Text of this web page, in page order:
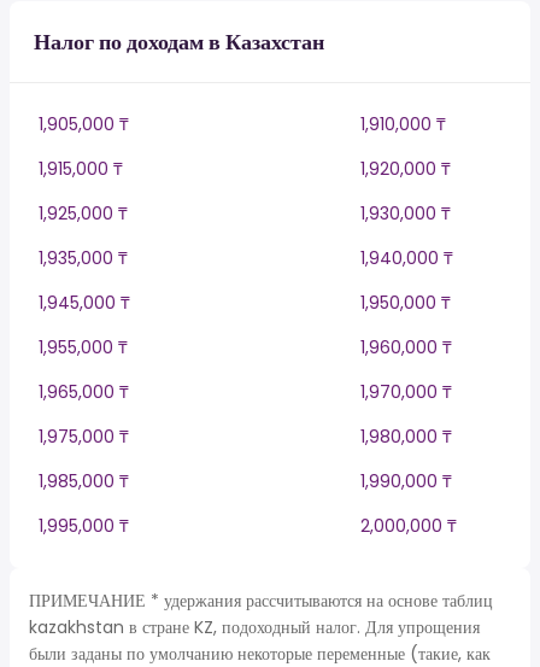
Налог по доходам в Казахстан
1,905,000 ₸
1,910,000 ₸
1,915,000 ₸
1,920,000 ₸
1,925,000 ₸
1,930,000 ₸
1,935,000 ₸
1,940,000 ₸
1,945,000 ₸
1,950,000 ₸
1,955,000 ₸
1,960,000 ₸
1,965,000 ₸
1,970,000 ₸
1,975,000 ₸
1,980,000 ₸
1,985,000 ₸
1,990,000 ₸
1,995,000 ₸
2,000,000 ₸
ПРИМЕЧАНИЕ * удержания рассчитываются на основе таблиц
kazakhstan в стране KZ, подоходный налог. Для упрощения
были заданы по умолчанию некоторые переменные (такие, как